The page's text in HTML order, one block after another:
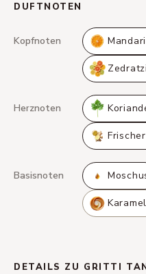
DUFTNOTEN
Kopfnoten
Herznoten
Basisnoten
DETAILS ZU GRITTI